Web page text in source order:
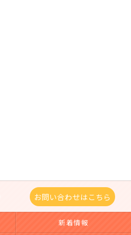
お問い合わせはこちら
新着情報